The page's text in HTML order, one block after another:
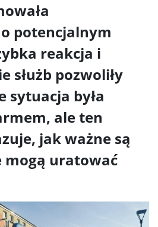
potencjalnym
reakcja i
służb pozwoliły
sytuacja była
ale ten
jak ważne są
uratować